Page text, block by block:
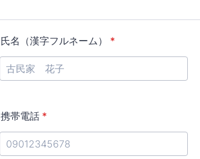
氏名（漢字フルネーム） *
携帯電話 *